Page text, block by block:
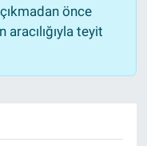
önce
teyit